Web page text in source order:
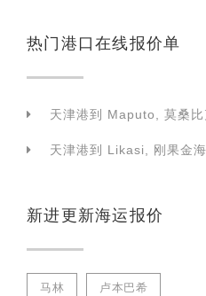
热门港口在线报价单
天津港到 Maputo, 莫桑比
天津港到 Likasi, 刚果金
新进更新海运报价
马林 卢本巴希